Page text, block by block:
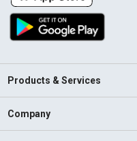
Products & Services
Company